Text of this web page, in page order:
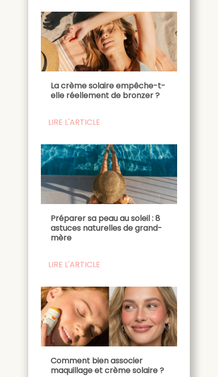
La crème solaire empêche-t-
elle réellement de bronzer ?
LIRE L'ARTICLE
Préparer sa peau au soleil : 8
astuces naturelles de grand-
mère
LIRE L'ARTICLE
Comment bien associer
maquillage et crème solaire ?